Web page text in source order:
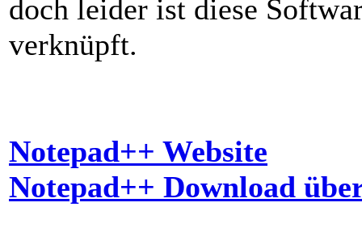
doch leider ist diese
verknüpft.
Notepad++ Website
Notepad++ Download